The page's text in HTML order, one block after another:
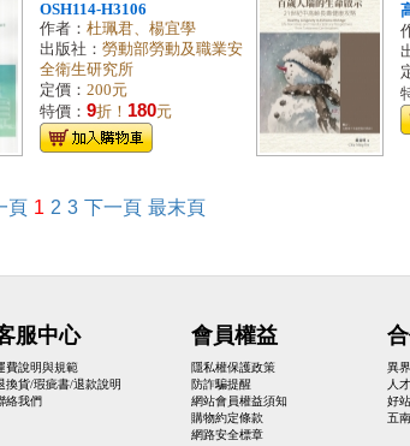
OSH114-H3106
作者： 杜珮君、楊宜學
出版社： 勞動部勞動及職業安
全衛生研究所
定價： 200元
特價： 9折！ 180元
頁 1 2 3 下一頁 最末頁
服中心
費說明與規範
換貨/瑕疵書/退款說明
絡我們
會員權益
隱私權保護政策
防詐騙提醒
網站會員權益須知
購物約定條款
網路安全標章
異
人
好
五